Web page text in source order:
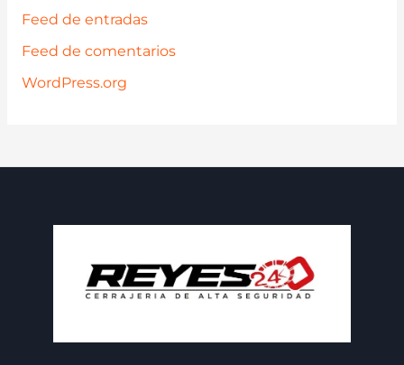
Feed de entradas
Feed de comentarios
WordPress.org